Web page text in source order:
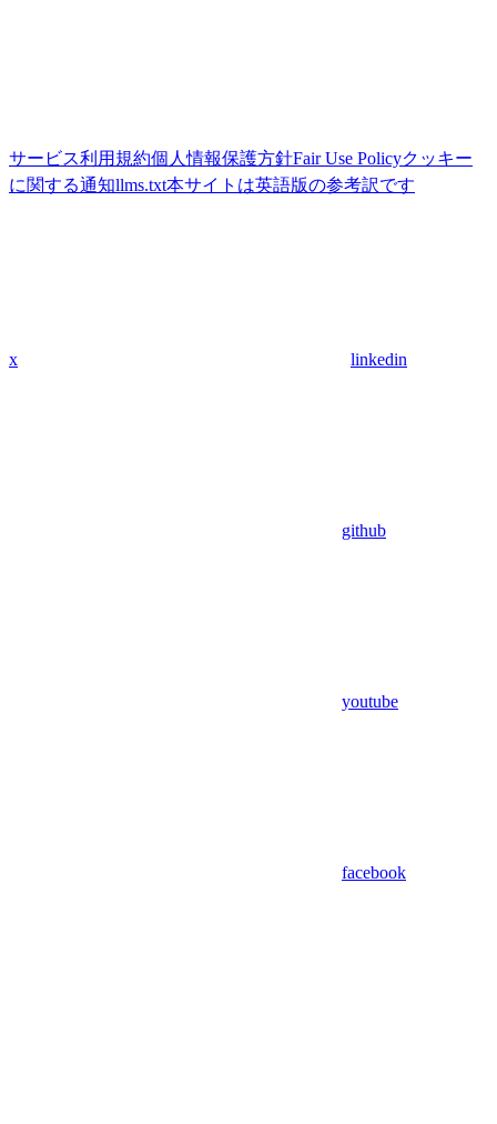
サービス利用規約個人情報保護方針Fair Use Policyクッキー
に関する通知llms.txt本サイトは英語版の参考訳です
x linkedin
github
youtube
facebook